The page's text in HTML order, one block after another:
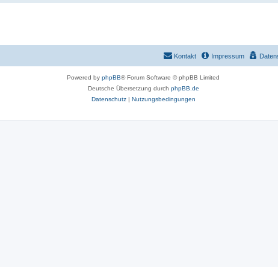
Impressum
Kontakt
Powered by phpBB® Forum Software © phpBB Limited
Deutsche Übersetzung durch phpBB.de
Datenschutz| Nutzungsbedingungen